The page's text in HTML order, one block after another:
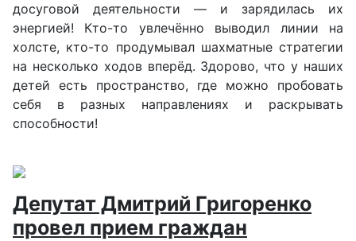
досуговой деятельности — и зарядилась их
энергией! Кто-то увлечённо выводил линии на
холсте, кто-то продумывал шахматные стратегии
на несколько ходов вперёд. Здорово, что у наших
детей есть пространство, где можно пробовать
себя в разных направлениях и раскрывать
способности!
Депутат Дмитрий Григоренко
провел прием граждан